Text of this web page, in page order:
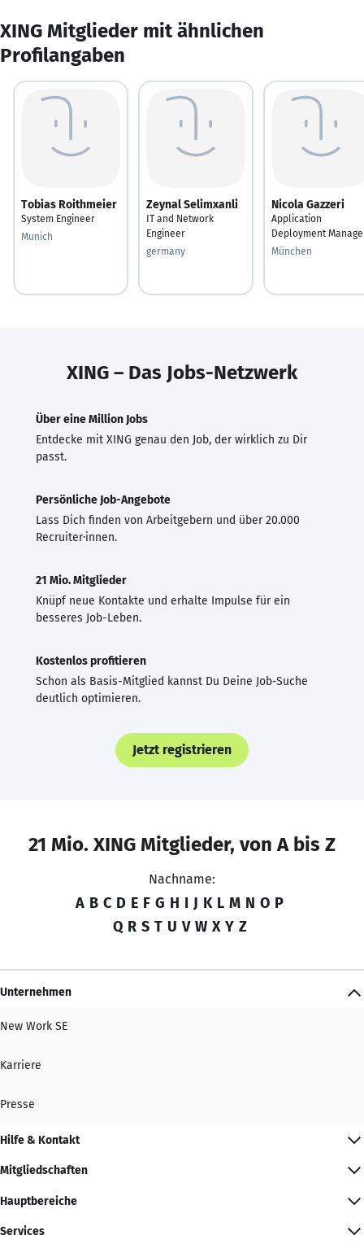
XING Mitglieder mit ähnlichen
Profilangaben
Tobias Roithmeier
System Engineer
Munich
Zeynal Selimxanli
IT and Network
Engineer
germany
Nicola Gazzeri
Application
Deployment
München
XING – Das Jobs-Netzwerk
Über eine Million Jobs
Entdecke mit XING genau den Job, der wirklich zu Dir
passt.
Persönliche Job-Angebote
Lass Dich finden von Arbeitgebern und über 20.000
Recruiter·innen.
21 Mio. Mitglieder
Knüpf neue Kontakte und erhalte Impulse für ein
besseres Job-Leben.
Kostenlos profitieren
Schon als Basis-Mitglied kannst Du Deine Job-Suche
deutlich optimieren.
Jetzt registrieren
21 Mio. XING Mitglieder, von A bis Z
Nachname:
A B C D E F G H I J K L M N O P
Q R S T U V W X Y Z
Unternehmen
New Work SE
Karriere
Presse
Hilfe & Kontakt
Mitgliedschaften
Hauptbereiche
Services